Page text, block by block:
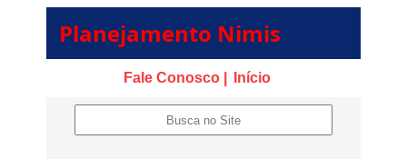
Planejamento Nimis
Fale Conosco | Início